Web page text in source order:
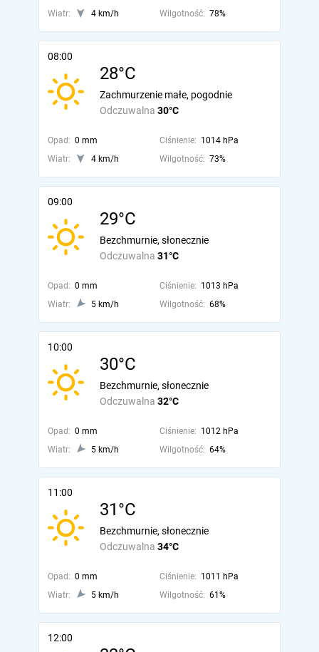
Wiatr: 4 km/h Wilgotność: 78%
08:00
28°C
Odczuwalna 30°C
Zachmurzenie małe, pogodnie
Opad: 0 mm Ciśnienie: 1014 hPa
Wiatr:
4 km/h Wilgotność: 73%
09:00
29°C
Odczuwalna 31°C
Bezchmurnie, słonecznie
Opad: 0 mm Ciśnienie: 1013 hPa
Wiatr:
5 km/h Wilgotność: 68%
10:00
30°C
Odczuwalna 32°C
Bezchmurnie, słonecznie
Opad: 0 mm Ciśnienie: 1012 hPa
Wiatr:
5 km/h Wilgotność: 64%
11:00
31°C
Odczuwalna 34°C
Bezchmurnie, słonecznie
Opad: 0 mm Ciśnienie: 1011 hPa
Wiatr:
5 km/h Wilgotność: 61%
12:00